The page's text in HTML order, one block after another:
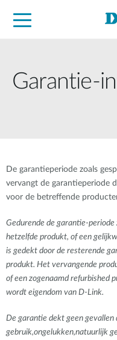
Garantie-
De garantieperiode zoals
vervangt de garantieperiode
voor de betreffende
Gedurende de garantie-
hetzelfde produkt, of een
is gedekt door de resterende
produkt. Het vervangende
of een zogenaamd refurbished
wordt eigendom van D-Link.
De garantie dekt geen
gebruik,ongelukken,natuurlijk